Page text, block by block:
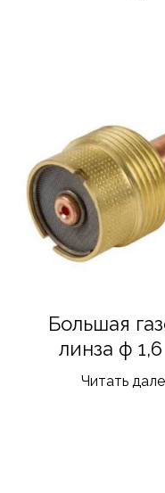
Большая
линза ф
Читать